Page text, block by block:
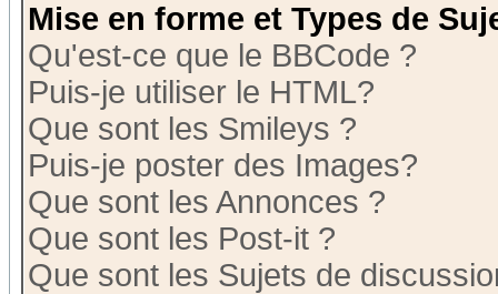
Mise en forme et Types de
Qu'est-ce que le BBCode ?
Puis-je utiliser le HTML?
Que sont les Smileys ?
Puis-je poster des Images?
Que sont les Annonces ?
Que sont les Post-it ?
Que sont les Sujets de